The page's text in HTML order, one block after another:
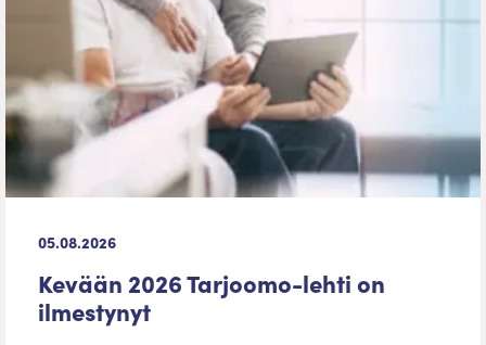
05.08.2026
Kevään 2026 Tarjoomo-lehti on
ilmestynyt